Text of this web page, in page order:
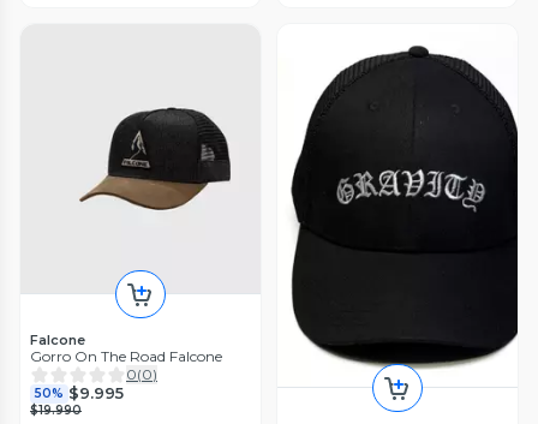
Falcone
Gorro On The Road Falcone
0(0)
50% $9.995
$19.990